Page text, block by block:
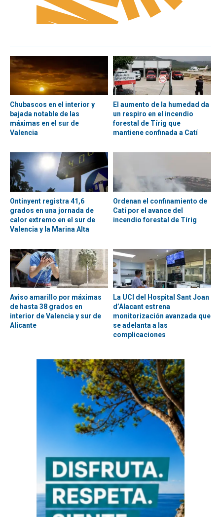
Chubascos en el interior y
bajada notable de las
máximas en el sur de
Valencia
El aumento de la humedad da
un respiro en el incendio
forestal de Tírig que
mantiene confinada a Catí
Ontinyent registra 41,6
grados en una jornada de
calor extremo en el sur de
Valencia y la Marina Alta
Ordenan el confinamiento de
Catí por el avance del
incendio forestal de Tírig
Aviso amarillo por máximas
de hasta 38 grados en
interior de Valencia y sur de
Alicante
La UCI del Hospital Sant Joan
d’Alacant estrena
monitorización avanzada que
se adelanta a las
complicaciones